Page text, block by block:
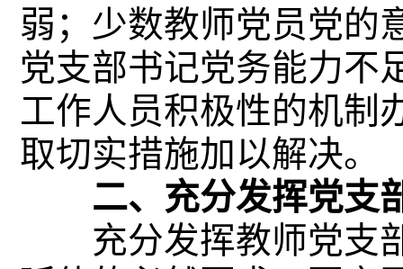
弱；少数教师党员党的
党支部书记党务能力不
工作人员积极性的机制
取切实措施加以解决。
二、充分发挥党支
充分发挥教师党支部